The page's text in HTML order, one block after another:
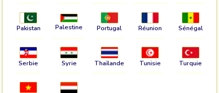
Pakistan Palestine Portugal Réunion Sénégal
Serbie Syrie Thaïlande Tunisie Turquie